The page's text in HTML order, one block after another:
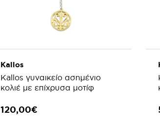
Kallos
Kallos γυναικείο ασημένιο
κολιέ με επίχρυσα μοτίφ
120,00€